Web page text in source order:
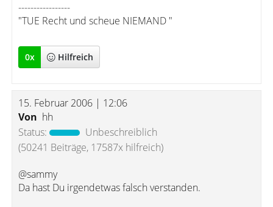
-----------------
"TUE Recht und scheue NIEMAND "
0x Hilfreich
15. Februar 2006 | 12:06
Von hh
Status:
Unbeschreiblich
(50241 Beiträge, 17587x hilfreich)
@sammy
Da hast Du irgendetwas falsch verstanden.